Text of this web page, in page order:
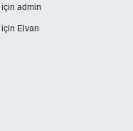
için admin
için Elvan